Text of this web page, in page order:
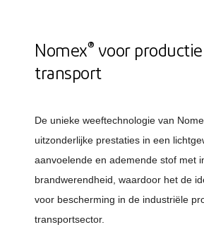
Nomex® voor
transport
De unieke weeftechnologie van
uitzonderlijke prestaties in een
aanvoelende en ademende stof met
brandwerendheid, waardoor het de
voor bescherming in de industriële
transportsector.